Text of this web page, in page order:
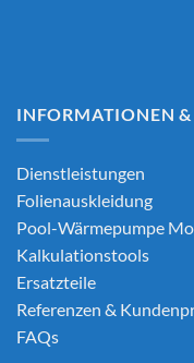
INFORMATIONEN &
Dienstleistungen
Folienauskleidung
Pool-Wärmepumpe
Kalkulationstools
Ersatzteile
Referenzen &
FAQs